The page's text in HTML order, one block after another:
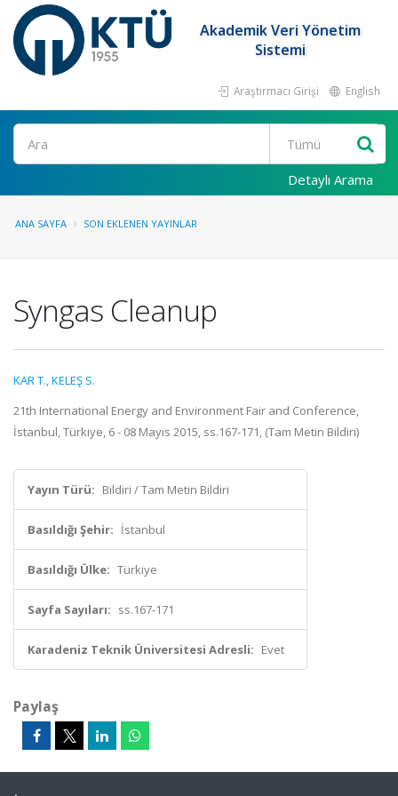
Akademik Veri Yönetim
Sistemi
Araştırmacı Girişi English
Ara
Detaylı Arama
ANA SAYFA SON EKLENEN YAYINLAR
Syngas Cleanup
KAR T.,KELEŞ S.
21th International Energy and Environment Fair and Conference,
İstanbul, Türkiye, 6 - 08 Mayıs 2015, ss.167-171, (Tam Metin Bildiri)
Yayın Türü: Bildiri / Tam Metin Bildiri
Basıldığı Şehir: İstanbul
Basıldığı Ülke: Türkiye
Sayfa Sayıları: ss.167-171
Karadeniz Teknik Üniversitesi Adresli: Evet
Paylaş